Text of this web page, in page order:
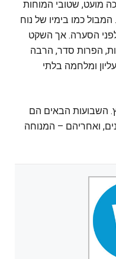
מועט, שטובי המוחות
כמו בימיו של נוח
הסערה. אך השקט
הפרות סדר, הרבה
ומלחמה בלתי
השבועות הבאים הם
ואחריהם – המנוחה